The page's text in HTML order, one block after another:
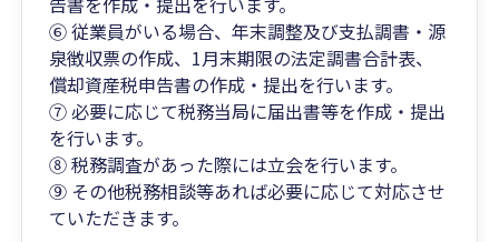
⑥ 従業員がいる場合、年末調整及び支払調書・源
泉徴収票の作成、1月末期限の法定調書合計表、
償却資産税申告書の作成・提出を行います。
⑦ 必要に応じて税務当局に届出書等を作成・提出
を行います。
⑧ 税務調査があった際には立会を行います。
⑨ その他税務相談等あれば必要に応じて対応させ
ていただきます。